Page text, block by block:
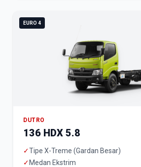
EURO 4
DUTRO
136 HDX 5.8
✓Tipe X-Treme (Gardan Besar)
✓ Medan Ekstrim